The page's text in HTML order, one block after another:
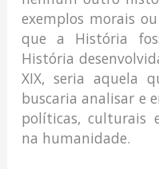
exemplos morais
que a História
História
XIX, seria aquela
buscaria analisar e
políticas, culturais
na humanidade.